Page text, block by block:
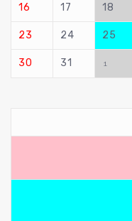
16 17 18
23 24 25
30 31 １